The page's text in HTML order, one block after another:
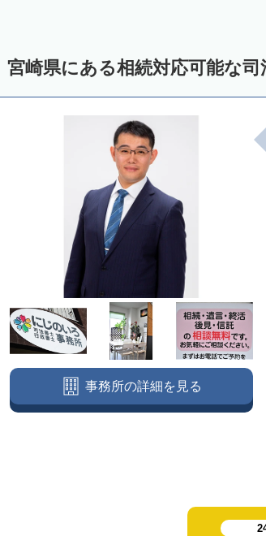
宮崎県にある相続対応可能な司
事務所の詳細を見る